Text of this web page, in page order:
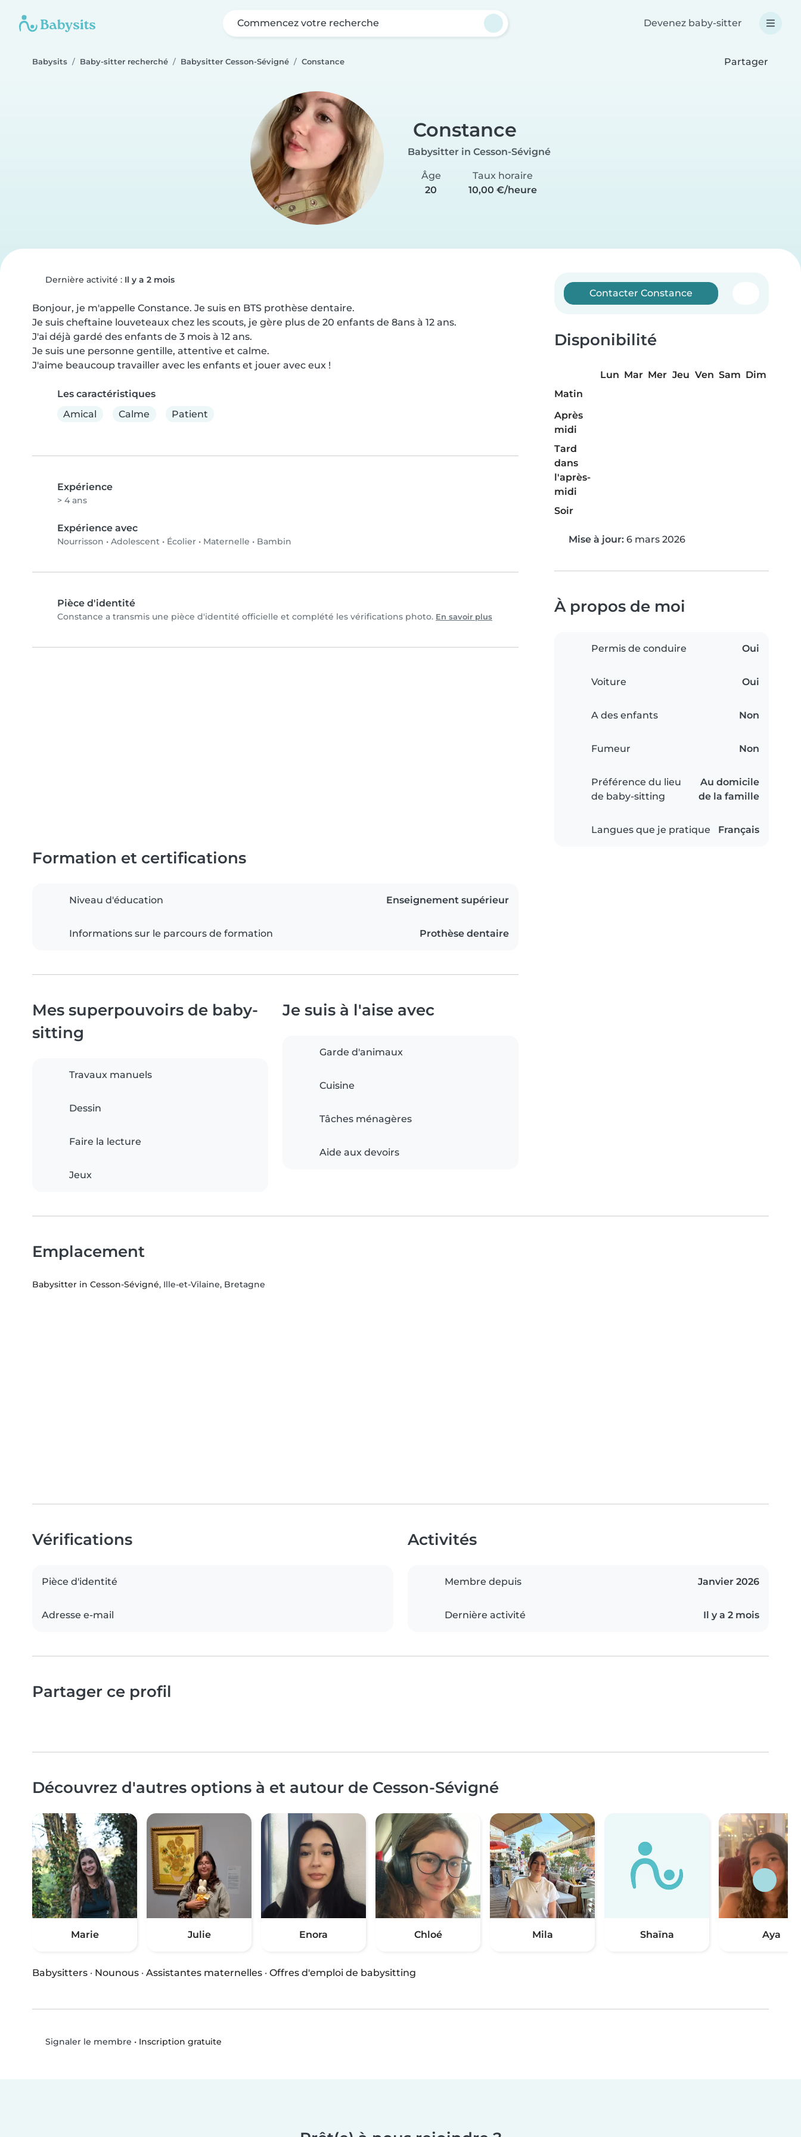
Commencez votre recherche Devenez baby-sitter
Babysits Baby-sitter recherché Babysitter Cesson-Sévigné Constance Partager
Constance
Babysitter in Cesson-Sévigné
Âge
20
Taux horaire
10,00 €/heure
Dernière activité : Il y a 2 mois
Bonjour, je m'appelle Constance. Je suis en BTS prothèse dentaire.
Je suis cheftaine louveteaux chez les scouts, je gère plus de 20 enfants de 8ans à 12 ans.
J'ai déjà gardé des enfants de 3 mois à 12 ans.
Je suis une personne gentille, attentive et calme.
J'aime beaucoup travailler avec les enfants et jouer avec eux !
Les caractéristiques
Amical
Calme Patient
Expérience
> 4 ans
Expérience avec
Nourrisson • Adolescent • Écolier • Maternelle • Bambin
Pièce d'identité
Constance a transmis une pièce d'identité officielle et complété les vérifications photo. En savoir plus
Contacter Constance
Disponibilité
Lun Mar Mer Jeu Ven Sam Dim
Matin
Après
midi
Tard
dans
l'après-
midi
Soir
Mise à jour: 6 mars 2026
À propos de moi
Permis de conduire Oui
Voiture Oui
A des enfants Non
Fumeur Non
Préférence du lieu
de baby-sitting
Au domicile
de la famille
Langues que je pratique Français
Formation et certifications
Niveau d'éducation Enseignement supérieur
Informations sur le parcours de formation Prothèse dentaire
Mes superpouvoirs de baby-
sitting
Travaux manuels
Dessin
Faire la lecture
Jeux
Je suis à l'aise avec
Garde d'animaux
Cuisine
Tâches ménagères
Aide aux devoirs
Emplacement
Babysitter in Cesson-Sévigné, Ille-et-Vilaine, Bretagne
Vérifications
Pièce d'identité
Adresse e-mail
Activités
Membre depuis Janvier 2026
Dernière activité Il y a 2 mois
Partager ce profil
Découvrez d'autres options à et autour de Cesson-Sévigné
Marie Julie Enora Chloé Mila Shaïna Aya
Babysitters · Nounous · Assistantes maternelles · Offres d'emploi de babysitting
Signaler le membre • Inscription gratuite